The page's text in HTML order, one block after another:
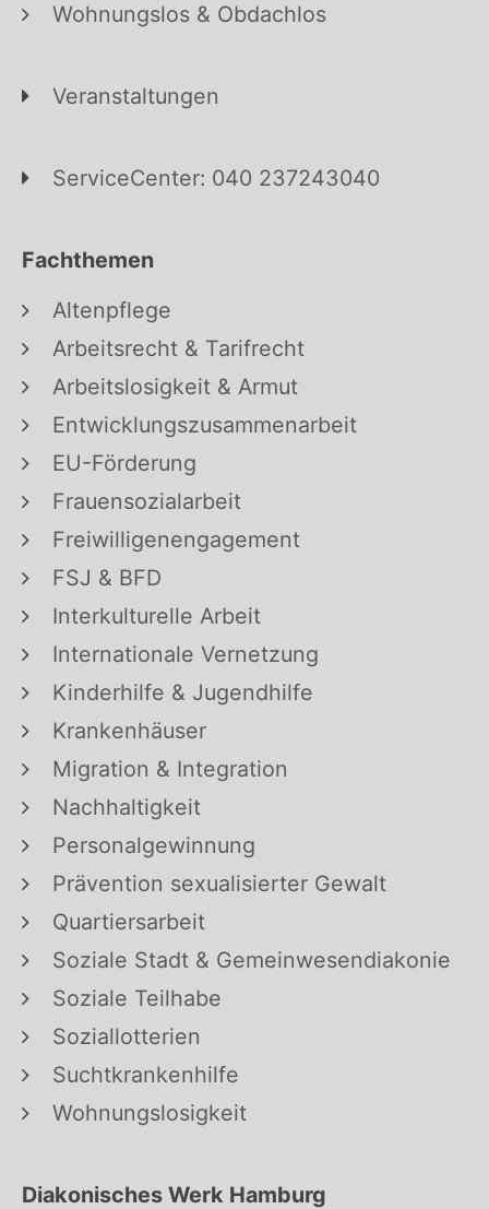
Wohnungslos & Obdachlos
Veranstaltungen
ServiceCenter: 040 237243040
Fachthemen
Altenpflege
Arbeitsrecht & Tarifrecht
Arbeitslosigkeit & Armut
Entwicklungszusammenarbeit
EU-Förderung
Frauensozialarbeit
Freiwilligenengagement
FSJ & BFD
Interkulturelle Arbeit
Internationale Vernetzung
Kinderhilfe & Jugendhilfe
Krankenhäuser
Migration & Integration
Nachhaltigkeit
Personalgewinnung
Prävention sexualisierter Gewalt
Quartiersarbeit
Soziale Stadt & Gemeinwesendiakonie
Soziale Teilhabe
Soziallotterien
Suchtkrankenhilfe
Wohnungslosigkeit
Diakonisches Werk Hamburg